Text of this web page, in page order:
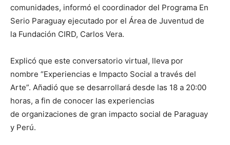
comunidades, informó el coordinador del Programa En
Serio Paraguay ejecutado por el Área de Juventud de
la Fundación CIRD, Carlos Vera.
Explicó que este conversatorio virtual, lleva por
nombre “Experiencias e Impacto Social a través del
Arte”. Añadió que se desarrollará desde las 18 a 20:00
horas, a fin de conocer las experiencias
de organizaciones de gran impacto social de Paraguay
y Perú.